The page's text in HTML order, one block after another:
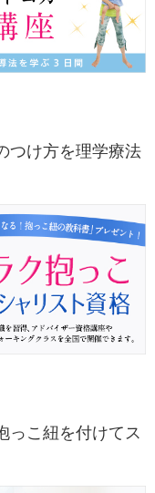
つけ方を理学療法
っこ紐を付けてス